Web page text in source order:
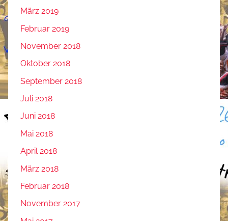
März 2019
Februar 2019
November 2018
Oktober 2018
September 2018
Juli 2018
Juni 2018
Mai 2018
April 2018
März 2018
Februar 2018
November 2017